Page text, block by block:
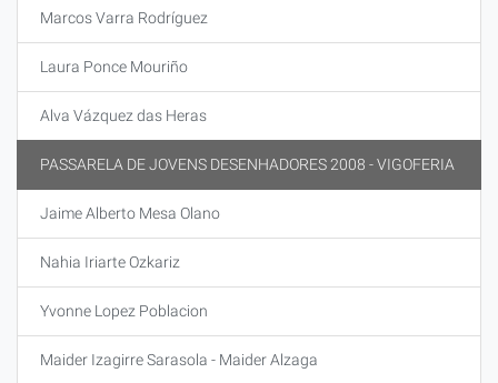
Marcos Varra Rodríguez
Laura Ponce Mouriño
Alva Vázquez das Heras
PASSARELA DE JOVENS DESENHADORES 2008 - VIGOFERIA
Jaime Alberto Mesa Olano
Nahia Iriarte Ozkariz
Yvonne Lopez Poblacion
Maider Izagirre Sarasola - Maider Alzaga